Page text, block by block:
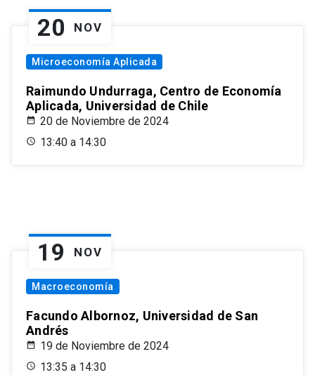
20 NOV
Microeconomía Aplicada
Raimundo Undurraga, Centro de Economía
Aplicada, Universidad de Chile
20 de Noviembre de 2024
13:40 a 14:30
19 NOV
Macroeconomía
Facundo Albornoz, Universidad de San
Andrés
19 de Noviembre de 2024
13:35 a 14:30